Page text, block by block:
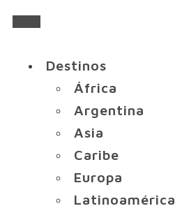
Destinos
África
Argentina
Asia
Caribe
Europa
Latinoamérica